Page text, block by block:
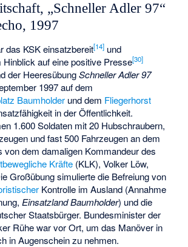
„Schneller Adler 97“
1997
das KSK einsatzbereit[14] und
Hinblick auf eine positive Presse[30]
der HeeresübungSchneller Adler 97
1997 auf dem
Baumholder und dem Fliegerhorst
in der Öffentlichkeit.
1.600 Soldaten mit 20 Hubschraubern,
und fast 500 Fahrzeugen an dem
von dem damaligen Kommandeur des
Kräfte (KLK), Volker Löw,
Großübung simulierte die Befreiung von
Kontrolle im Ausland (Annahme
Einsatzland Baumholder) und die
Staatsbürger. Bundesminister der
Rühe war vor Ort, um das Manöver in
in Augenschein zu nehmen.